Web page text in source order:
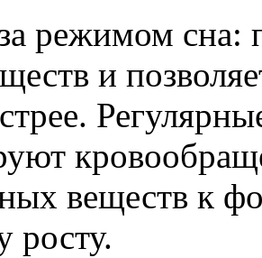
режимом сна:
и
веществ к
росту.